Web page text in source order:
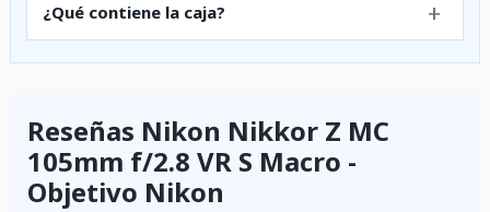
¿Qué contiene la caja?
Reseñas Nikon Nikkor Z MC
105mm f/2.8 VR S Macro -
Objetivo Nikon